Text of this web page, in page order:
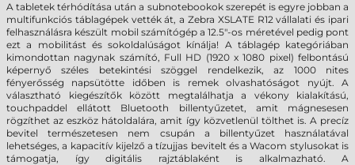
A tabletek térhódítása után a subnotebookok szerepét is egyre jobban a
multifunkciós táblagépek vették át, a Zebra XSLATE R12 vállalati és ipari
felhasználásra készült mobil számítógép a 12.5"-os méretével pedig pont
ezt a mobilitást és sokoldalúságot kínálja! A táblagép kategóriában
kimondottan nagynak számító, Full HD (1920 x 1080 pixel) felbontású
képernyő széles betekintési szöggel rendelkezik, az 1000 nites
fényerősség napsütötte időben is remek olvashatóságot nyújt. A
választható kiegészítők között megtalálhatja a vékony kialakítású,
touchpaddel ellátott Bluetooth billentyűzetet, amit mágnesesen
rögzíthet az eszköz hátoldalára, amit így közvetlenül tölthet is. A precíz
bevitel természetesen nem csupán a billentyűzet használatával
lehetséges, a kapacitív kijelző a tízujjas bevitelt és a Wacom stylusokat is
támogatja, így digitális rajztáblaként is alkalmazható. A